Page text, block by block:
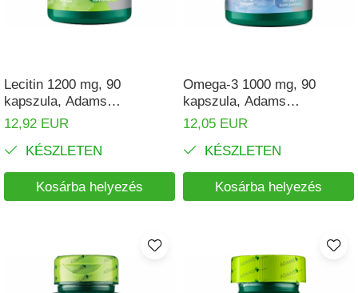
Lecitin 1200 mg, 90
kapszula, Adams
Supplements
12,92 EUR
KÉSZLETEN
Kosárba helyezés
Omega-3 1000 mg, 90
kapszula, Adams
Supplements
12,05 EUR
KÉSZLETEN
Kosárba helyezés